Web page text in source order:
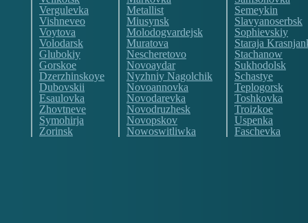
Vergulevka
Vishneveo
Voytova
Volodarsk
Glubokiy
Gorskoe
Dzerzhinskoye
Dubovskii
Esaulovka
Zhovtneve
Symohirja
Zorinsk
Metallist
Miusynsk
Molodogvardejsk
Muratova
Nescheretovo
Novoaydar
Nyzhniy Nagolchik
Novoannovka
Novodarevka
Novodruzhesk
Novopskov
Nowoswitliwka
Semeykin
Slavyanoserbsk
Sophievskiy
Staraja
Stachanow
Sukhodolsk
Schastye
Teplogorsk
Toshkovka
Troizkoe
Uspenka
Faschevka